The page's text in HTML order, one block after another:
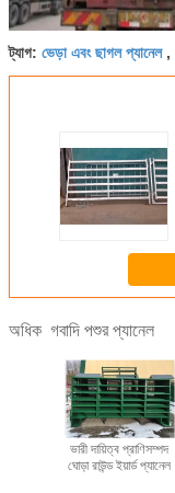
ট্যাগ: ভেড়া এবং ছাগল প্যানেল,
অধিক গবাদি পশুর প্যানেল
ভারী দায়িত্ব প্রাণিসম্পদ
ঘোড়া রাউন্ড ইয়ার্ড প্যানেল